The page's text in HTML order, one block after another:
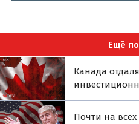
Ещё
Канада
Почти на